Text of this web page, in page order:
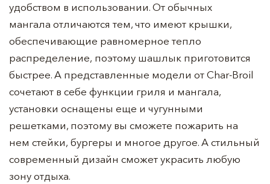
удобством в использовании. От обычных
мангала отличаются тем, что имеют крышки,
обеспечивающие равномерное тепло
распределение, поэтому шашлык приготовится
быстрее. А представленные модели от Char-Broil
сочетают в себе функции гриля и мангала,
установки оснащены еще и чугунными
решетками, поэтому вы сможете пожарить на
нем стейки, бургеры и многое другое. А стильный
современный дизайн сможет украсить любую
зону отдыха.